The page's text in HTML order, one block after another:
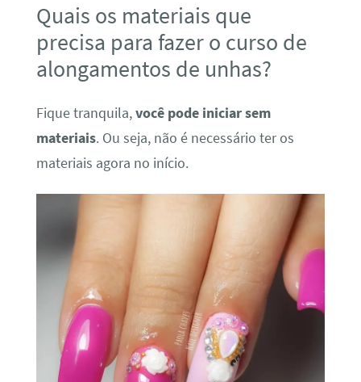
Quais os materiais que
precisa para fazer o curso de
alongamentos de unhas?
Fique tranquila,você pode iniciar sem
materiais. Ou seja, não é necessário ter os
materiais agora no início.